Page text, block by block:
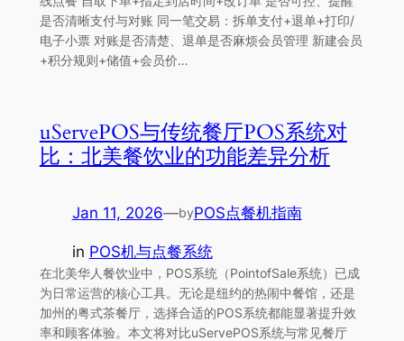
是否清晰支付与对账 同一笔交易：拆单支付+退单+打印/
电子小票 对账是否清楚、退单是否麻烦会员管理 新建会员
+积分规则+储值+会员价…
uServePOS与传统餐厅POS系统对
比：北美餐饮业的功能差异分析
Jan 11, 2026—byPOS点餐机指南
in POS机与点餐系统
在北美华人餐饮业中，POS系统（PointofSale系统）已成
为日常运营的核心工具。无论是纽约的热闹中餐馆，还是
加州的粤式茶餐厅，选择合适的POS系统都能显著提升效
率和顾客体验。本文将对比uServePOS系统与常见餐厅